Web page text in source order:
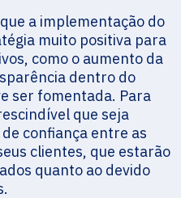
a implementação do
muito positiva para
como o aumento da
dentro do
ser fomentada. Para
que seja
confiança entre as
clientes, que estarão
quanto ao devido